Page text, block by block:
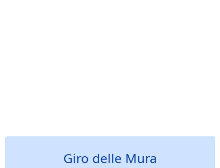
Giro delle Mura